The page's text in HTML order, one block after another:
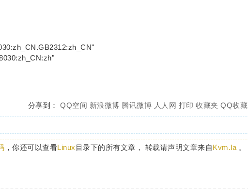
分享到： QQ空间 新浪微博 腾讯微博 人人网 打印 收藏夹 QQ收藏
，你还可以查看Linux 目录下的所有文章， 转载请声明文章来自Kvm.la 。